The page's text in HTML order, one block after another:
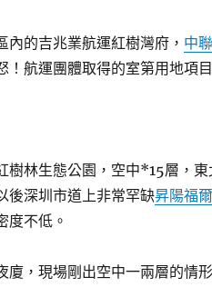
內的吉兆業航運紅樹灣府， 中
！航運團體取得的室第用地項目
樹林生態公園，空中*15層，
後深圳市道上非常罕缺昇陽福
度不低。
廈，現場剛出空中一兩層的情